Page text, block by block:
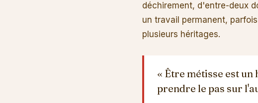
déchirement, d'entre-deux
un travail permanent,
plusieurs héritages.
« Être métisse est
prendre le pas sur